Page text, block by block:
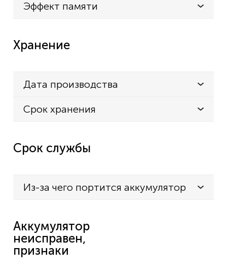
Эффект памяти
Хранение
Дата производства
Срок хранения
Срок службы
Из-за чего портится аккумулятор
Аккумулятор
неисправен,
признаки